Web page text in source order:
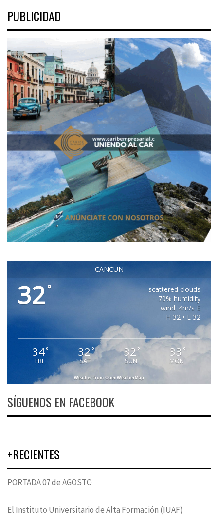
PUBLICIDAD
CANCUN
32 °
scattered clouds
70% humidity
wind: 4m/s E
H 32 • L 32
34°
FRI
32°
SAT
32 °
SUN
33 °
MON
Weather from OpenWeatherMap
SÍGUENOS EN FACEBOOK
+RECIENTES
PORTADA 07 de AGOSTO
El Instituto Universitario de Alta Formación (IUAF)